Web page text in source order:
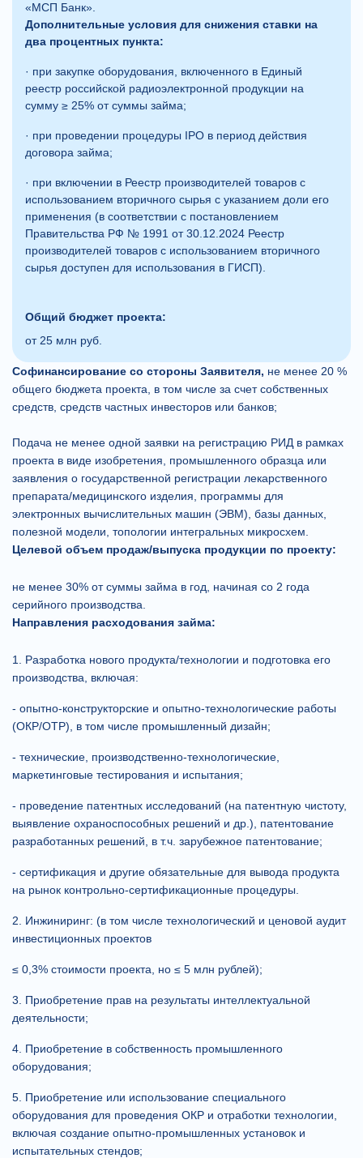
«МСП Банк».
Дополнительные условия для снижения ставки на
два процентных пункта:
· при закупке оборудования, включенного в Единый
реестр российской радиоэлектронной продукции на
сумму ≥ 25% от суммы займа;
· при проведении процедуры IPO в период действия
договора займа;
· при включении в Реестр производителей товаров с
использованием вторичного сырья с указанием доли его
применения (в соответствии с постановлением
Правительства РФ № 1991 от 30.12.2024 Реестр
производителей товаров с использованием вторичного
сырья доступен для использования в ГИСП).
Общий бюджет проекта:
от 25 млн руб.
Софинансирование со стороны Заявителя, не менее 20 %
общего бюджета проекта, в том числе за счет собственных
средств, средств частных инвесторов или банков;
Подача не менее одной заявки на регистрацию РИД в рамках
проекта в виде изобретения, промышленного образца или
заявления о государственной регистрации лекарственного
препарата/медицинского изделия, программы для
электронных вычислительных машин (ЭВМ), базы данных,
полезной модели, топологии интегральных микросхем.
Целевой объем продаж/выпуска продукции по проекту:
не менее 30% от суммы займа в год, начиная со 2 года
серийного производства.
Направления расходования займа:
1. Разработка нового продукта/технологии и подготовка его
производства, включая:
- опытно-конструкторские и опытно-технологические работы
(ОКР/ОТР), в том числе промышленный дизайн;
- технические, производственно-технологические,
маркетинговые тестирования и испытания;
- проведение патентных исследований (на патентную чистоту,
выявление охраноспособных решений и др.), патентование
разработанных решений, в т.ч. зарубежное патентование;
- сертификация и другие обязательные для вывода продукта
на рынок контрольно-сертификационные процедуры.
2. Инжиниринг: (в том числе технологический и ценовой аудит
инвестиционных проектов
≤ 0,3% стоимости проекта, но ≤ 5 млн рублей);
3. Приобретение прав на результаты интеллектуальной
деятельности;
4. Приобретение в собственность промышленного
оборудования;
5. Приобретение или использование специального
оборудования для проведения ОКР и отработки технологии,
включая создание опытно-промышленных установок и
испытательных стендов;